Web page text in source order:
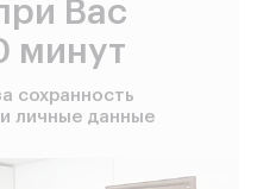
Вас
минут
сохранность
личные данные